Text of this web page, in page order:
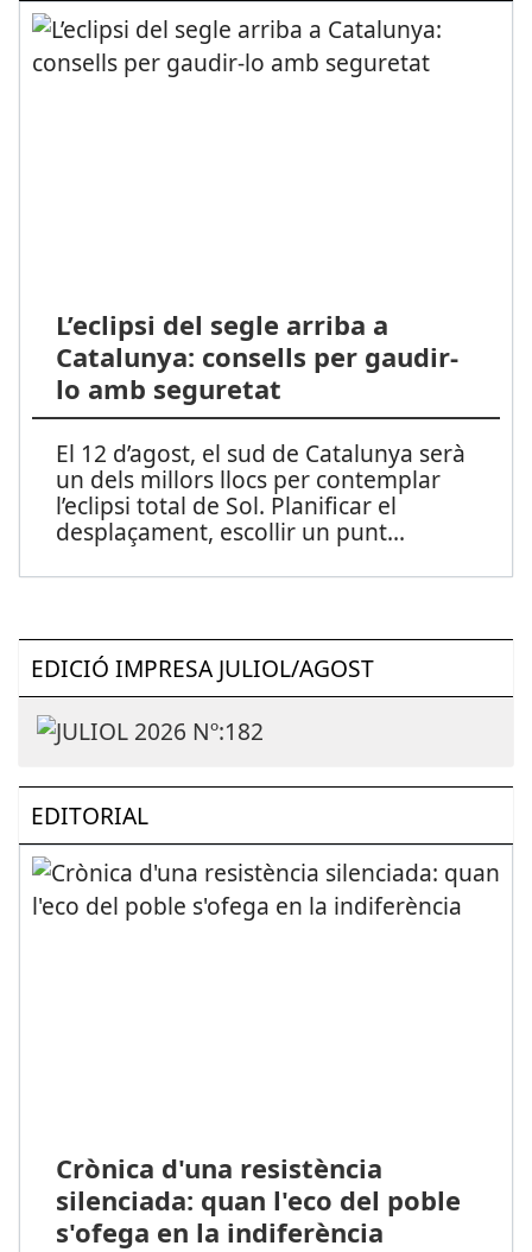
L’eclipsi del segle arriba a
Catalunya: consells per gaudir-
lo amb seguretat
El 12 d’agost, el sud de Catalunya serà
un dels millors llocs per contemplar
l’eclipsi total de Sol. Planificar el
desplaçament, escollir un punt...
EDICIÓ IMPRESA JULIOL/AGOST
EDITORIAL
Crònica d'una resistència
silenciada: quan l'eco del poble
s'ofega en la indiferència